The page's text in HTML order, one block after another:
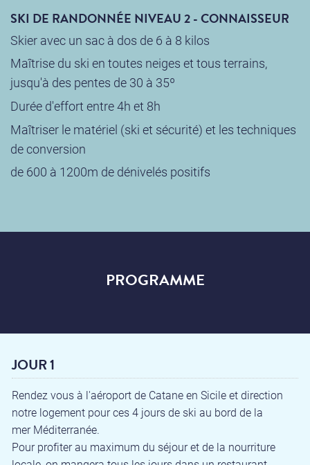
SKI DE RANDONNÉE NIVEAU 2 - CONNAISSEUR
Skier avec un sac à dos de 6 à 8 kilos
Maîtrise du ski en toutes neiges et tous terrains,
jusqu'à des pentes de 30 à 35º
Durée d'effort entre 4h et 8h
Maîtriser le matériel (ski et sécurité) et les techniques
de conversion
de 600 à 1200m de dénivelés positifs
PROGRAMME
JOUR 1
Rendez vous à l'aéroport de Catane en Sicile et direction
notre logement pour ces 4 jours de ski au bord de la
mer Méditerranée.
Pour profiter au maximum du séjour et de la nourriture